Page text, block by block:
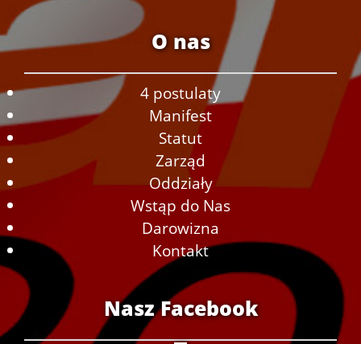
O nas
4 postulaty
Manifest
Statut
Zarząd
Oddziały
Wstąp do Nas
Darowizna
Kontakt
Nasz Facebook